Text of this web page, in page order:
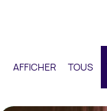
AFFICHER TOUS